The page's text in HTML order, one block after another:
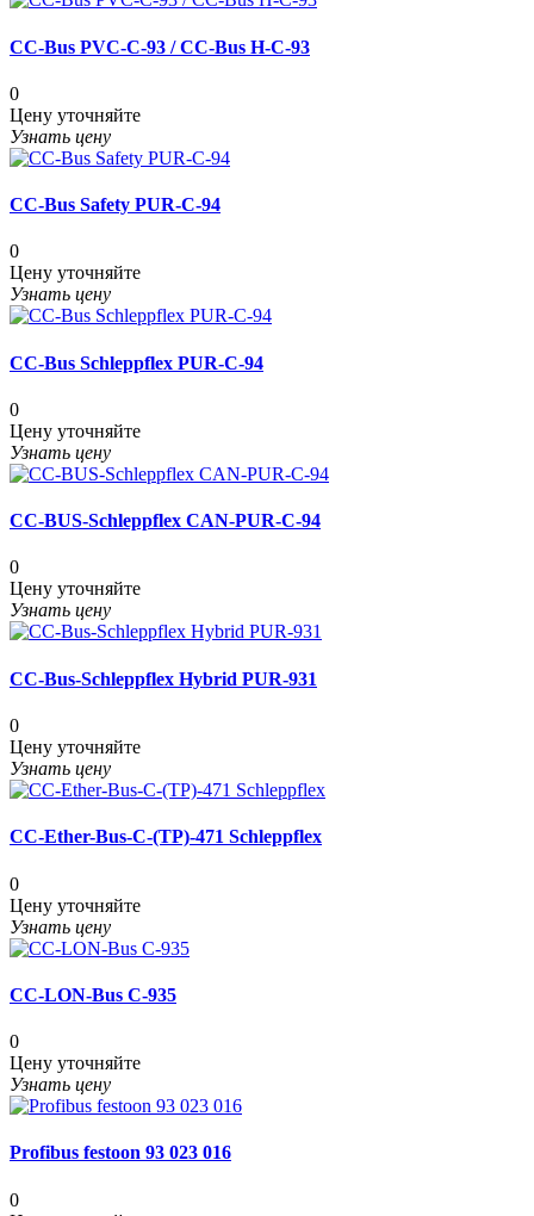
CC-Bus PVC-C-93 / CC-Bus H-C-93
0
Цену уточняйте
Узнать цену
CC-Bus Safety PUR-C-94
0
Цену уточняйте
Узнать цену
CC-Bus Schleppflex PUR-C-94
0
Цену уточняйте
Узнать цену
CC-BUS-Schleppflex CAN-PUR-C-94
0
Цену уточняйте
Узнать цену
CC-Bus-Schleppflex Hybrid PUR-931
0
Цену уточняйте
Узнать цену
CC-Ether-Bus-C-(TP)-471 Schleppflex
0
Цену уточняйте
Узнать цену
CC-LON-Bus C-935
0
Цену уточняйте
Узнать цену
Profibus festoon 93 023 016
0